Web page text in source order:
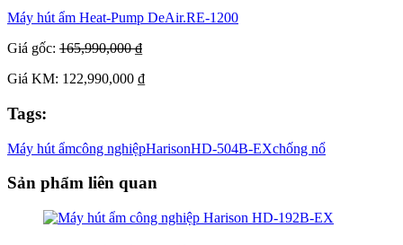
Máy hút ẩm Heat-Pump DeAir.RE-1200
Giá gốc: 165,990,000 ₫
Giá KM: 122,990,000 ₫
Tags:
Máy hút ẩmcông nghiệpHarisonHD-504B-EXchống nổ
Sản phẩm liên quan